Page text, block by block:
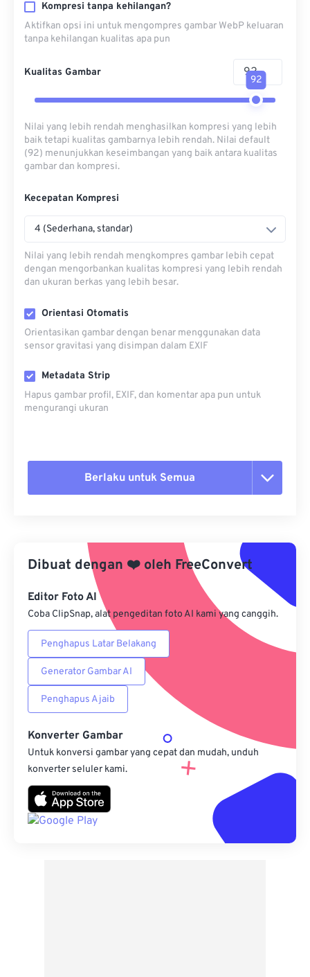
Kompresi tanpa kehilangan?
Aktifkan opsi ini untuk mengompres gambar WebP keluaran
tanpa kehilangan kualitas apa pun
Kualitas Gambar
92
Nilai yang lebih rendah menghasilkan kompresi yang lebih
baik tetapi kualitas gambarnya lebih rendah. Nilai default
(92) menunjukkan keseimbangan yang baik antara kualitas
gambar dan kompresi.
Kecepatan Kompresi
4 (Sederhana, standar)
Nilai yang lebih rendah mengkompres gambar lebih cepat
dengan mengorbankan kualitas kompresi yang lebih rendah
dan ukuran berkas yang lebih besar.
Orientasi Otomatis
Orientasikan gambar dengan benar menggunakan data
sensor gravitasi yang disimpan dalam EXIF
Metadata Strip
Hapus gambar profil, EXIF, dan komentar apa pun untuk
mengurangi ukuran
Berlaku untuk Semua
Terapkan dari Preset
Simpan sebagai Preset
Dibuat dengan ❤️ oleh FreeConvert
Editor Foto AI
Coba ClipSnap, alat pengeditan foto AI kami yang canggih.
Penghapus Latar Belakang
Generator Gambar AI
Penghapus Ajaib
Konverter Gambar
Untuk konversi gambar yang cepat dan mudah, unduh
konverter seluler kami.